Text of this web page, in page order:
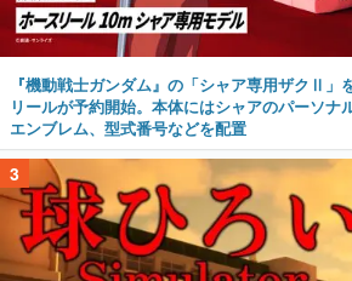
『機動戦士ガンダム』の「シャア専用ザクⅡ」
リールが予約開始。本体にはシャアのパーソナ
エンブレム、型式番号などを配置
3